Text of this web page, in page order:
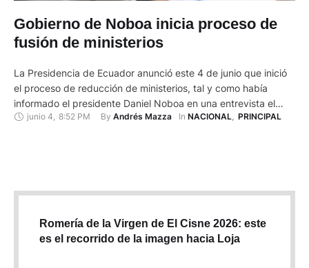
Gobierno de Noboa inicia proceso de
fusión de ministerios
La Presidencia de Ecuador anunció este 4 de junio que inició
el proceso de reducción de ministerios, tal y como había
informado el presidente Daniel Noboa en una entrevista el
último miércoles. De los 14 ministerios que existen, ahora
junio 4 8:52 PM By Andrés Mazza In NACIONAL, PRINCIPAL
Romería de la Virgen de El Cisne 2026: este
es el recorrido de la imagen hacia Loja